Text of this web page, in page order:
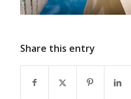
Share this entry